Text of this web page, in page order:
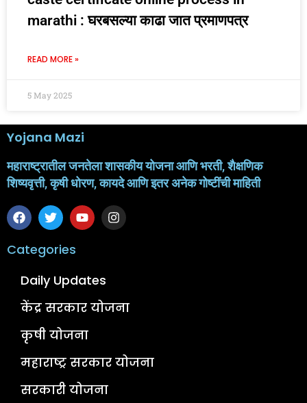
marathi : घरबसल्या काढा जात प्रमाणपत्र
READ MORE »
5 May 2025
Yojana Mazi
महाराष्ट्रातील जनतेला शासकीय योजना आणि भरती, शैक्षणिक
शिष्यवृत्ती, कृषी धोरण, कायदे आणि इतर अनेक गोष्टींची माहिती
Categories
Daily Updates
केंद्र सरकार योजना
कृषी योजना
महाराष्ट्र सरकार योजना
सरकारी योजना